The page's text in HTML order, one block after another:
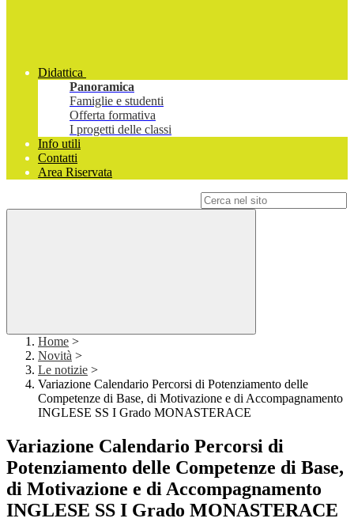
Didattica
Panoramica
Famiglie e studenti
Offerta formativa
I progetti delle classi
Info utili
Contatti
Area Riservata
Home >
Novità >
Le notizie >
Variazione Calendario Percorsi di Potenziamento delle
Competenze di Base, di Motivazione e di Accompagnamento
INGLESE SS I Grado MONASTERACE
Variazione Calendario Percorsi di
Potenziamento delle Competenze di Base,
di Motivazione e di Accompagnamento
INGLESE SS I Grado MONASTERACE